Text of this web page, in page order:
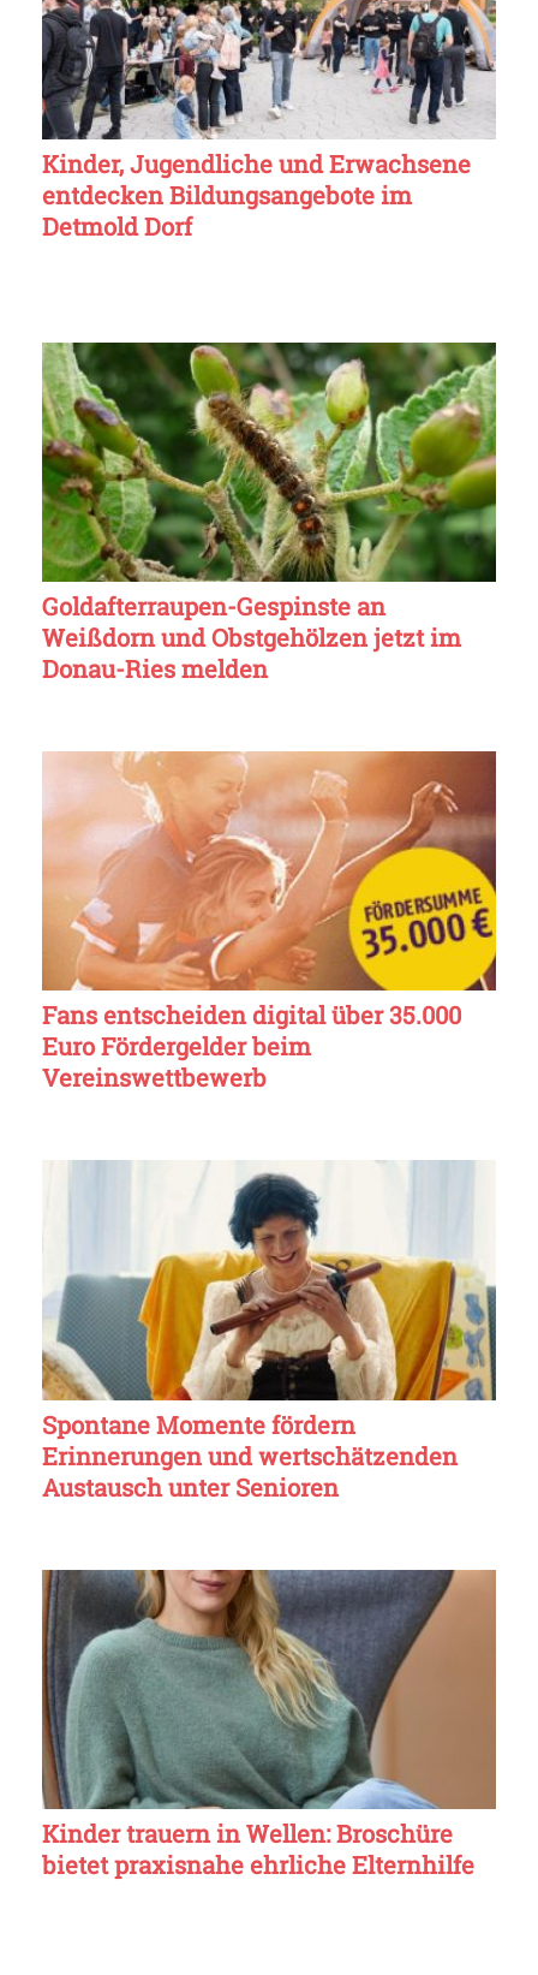
Kinder, Jugendliche und Erwachsene
entdecken Bildungsangebote im
Detmold Dorf
Goldafterraupen-Gespinste an
Weißdorn und Obstgehölzen jetzt im
Donau-Ries melden
Fans entscheiden digital über 35.000
Euro Fördergelder beim
Vereinswettbewerb
Spontane Momente fördern
Erinnerungen und wertschätzenden
Austausch unter Senioren
Kinder trauern in Wellen: Broschüre
bietet praxisnahe ehrliche Elternhilfe